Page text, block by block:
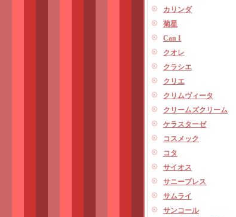
カリンダ
菊星
Can I
クオレ
クラシエ
クリエ
クリムヴィータ
クリームズクリーム
ケラスターゼ
コスメック
コタ
サイオス
サニープレス
サムライ
サンコール